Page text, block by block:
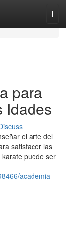
para
Idades
el arte del
satisfacer las
puede ser
academia-